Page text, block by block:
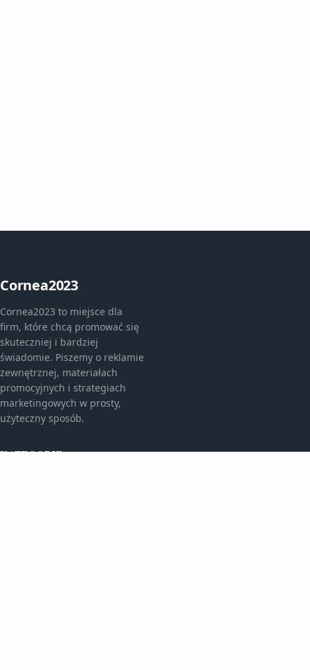
Cornea2023
Cornea2023 to miejsce dla
firm, które chcą promować się
skuteczniej i bardziej
świadomie. Piszemy o reklamie
zewnętrznej, materiałach
promocyjnych i strategiach
marketingowych w prosty,
użyteczny sposób.
KATEGORIE